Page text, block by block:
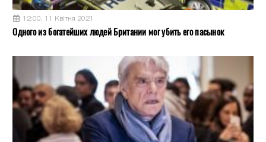
12:00, 11 Квітня 2021
Одного из богатейших людей Британии мог убить его пасынок